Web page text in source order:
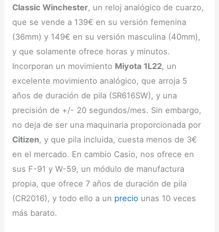
Classic Winchester, un reloj analógico de cuarzo,
que se vende a 139€ en su versión femenina
(36mm) y 149€ en su versión masculina (40mm),
y que solamente ofrece horas y minutos.
Incorporan un movimiento Miyota 1L22, un
excelente movimiento analógico, que arroja 5
años de duración de pila (SR616SW), y una
precisión de +/- 20 segundos/mes. Sin embargo,
no deja de ser una maquinaria proporcionada por
Citizen, y que pila incluida, cuesta menos de 3€
en el mercado. En cambio Casio, nos ofrece en
sus F-91 y W-59, un módulo de manufactura
propia, que ofrece 7 años de duración de pila
(CR2016), y todo ello a un precio unas 10 veces
más barato.